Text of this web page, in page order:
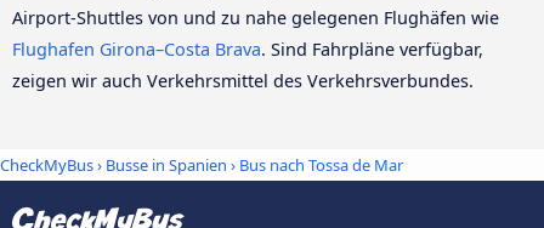
Airport-Shuttles von und zu nahe gelegenen Flughäfen wie
Flughafen Girona–Costa Brava. Sind Fahrpläne verfügbar,
zeigen wir auch Verkehrsmittel des Verkehrsverbundes.
CheckMyBus› Busse in Spanien › Bus nach Tossa de Mar